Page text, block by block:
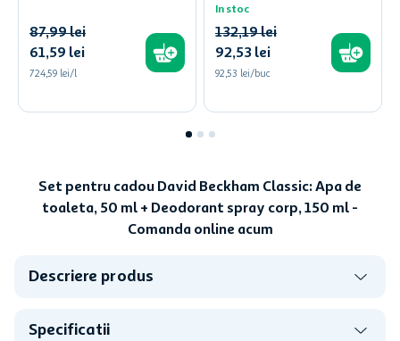
61,59 lei
87,99lei
724,59 lei/l
In stoc
92,53 lei
132,19lei
92,53 lei/buc
Set pentru cadou David Beckham Classic: Apa de
toaleta, 50 ml + Deodorant spray corp, 150 ml -
Comanda online acum
Descriere produs
Specificatii